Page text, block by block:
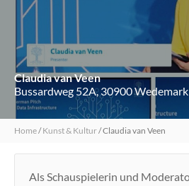
Claudia van Veen
Bussardweg 52A, 30900 Wedemark
Home/Kunst & Kultur/Claudia van Veen
Als Schauspielerin und